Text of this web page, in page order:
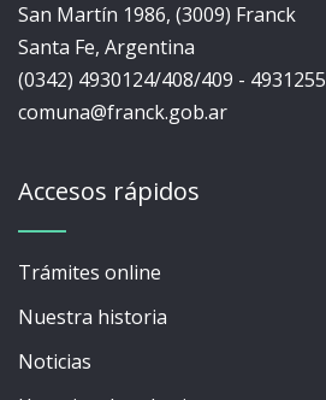
San Martín 1986, (3009) Franck
Santa Fe, Argentina
(0342) 4930124/408/409 - 4931255
comuna@franck.gob.ar
Accesos rápidos
Trámites online
Nuestra historia
Noticias